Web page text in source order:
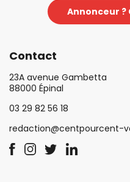
Annonceur
Contact
23A avenue Gambetta
88000 Épinal
03 29 82 56 18
redaction@centpourcent-